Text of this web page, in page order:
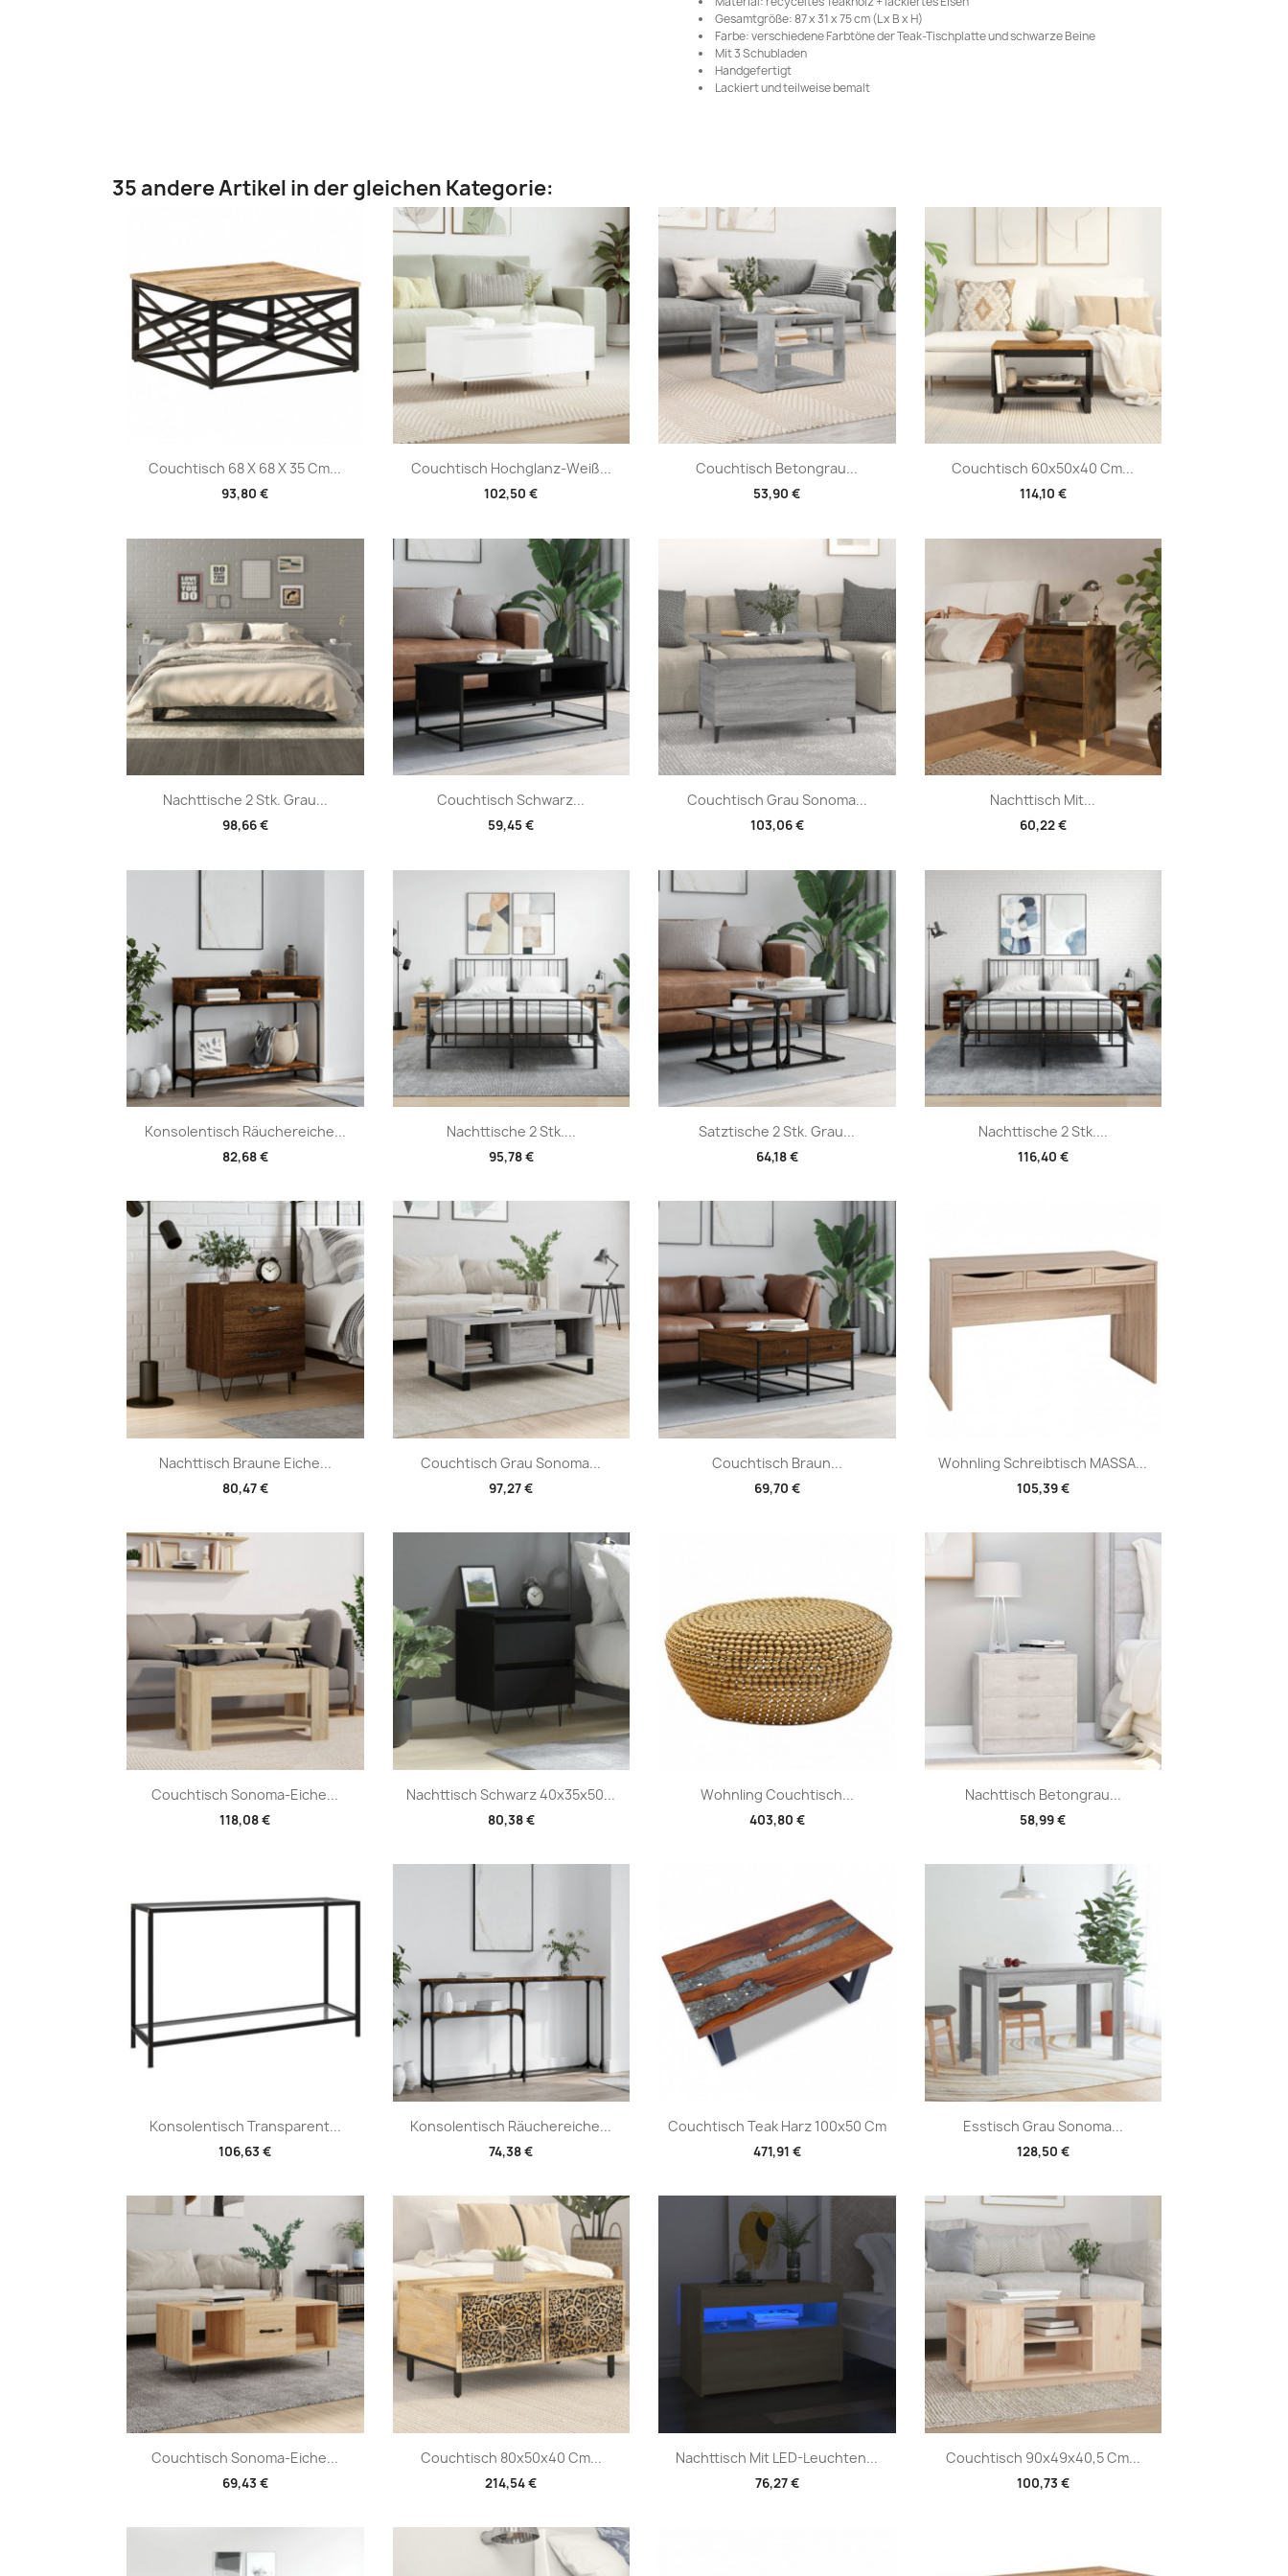
Gesamtgröße: 87 x 31 x 75 cm (L x B x H)
Farbe: verschiedene Farbtöne der Teak-Tischplatte und schwarze Beine
Mit 3 Schubladen
Handgefertigt
Lackiert und teilweise bemalt
35 andere Artikel in der gleichen Kategorie:
Couchtisch 68 X 68 X 35 Cm...
93,80 €
Vorschau Couchtisch Hochglanz-Weiß...
102,50 €
 Vorschau Couchtisch Betongrau...
53,90 €
Vorschau Couchtisch 60x50x40 Cm...
114,10 €
Vorschau
Nachttische 2 Stk. Grau...
98,66 €
Vorschau Couchtisch Schwarz...
59,45 €
Vorschau Couchtisch Grau Sonoma...
103,06 €
Vorschau Nachttisch Mit...
60,22 €
Vorschau
Konsolentisch Räuchereiche...
82,68 €
Vorschau Nachttische 2 Stk....
95,78 €
Vorschau Satztische 2 Stk. Grau...
64,18 €
Vorschau Nachttische 2 Stk....
116,40 €
Vorschau
Nachttisch Braune Eiche...
80,47 €
Vorschau Couchtisch Grau Sonoma...
97,27 €
Vorschau Couchtisch Braun...
69,70 €
Vorschau Wohnling Schreibtisch MASSA...
105,39 €
Vorschau
Couchtisch Sonoma-Eiche...
118,08 €
Vorschau Nachttisch Schwarz 40x35x50...
80,38 €
Vorschau Wohnling Couchtisch...
403,80 €
Vorschau Nachttisch Betongrau...
58,99 €
Vorschau
Konsolentisch Transparent...
106,63 €
Vorschau Konsolentisch Räuchereiche...
74,38 €
Vorschau Couchtisch Teak Harz 100x50 Cm
471,91 €
Vorschau Esstisch Grau Sonoma...
128,50 €
Vorschau
Couchtisch Sonoma-Eiche...
69,43 €
Vorschau Couchtisch 80x50x40 Cm...
214,54 €
Vorschau Nachttisch Mit LED-Leuchten...
76,27 €
Vorschau Couchtisch 90x49x40,5 Cm...
100,73 €
Vorschau